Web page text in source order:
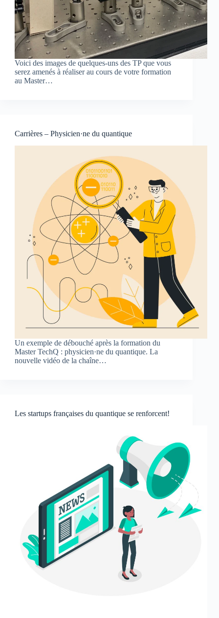
Voici des images de quelques-uns des TP que vous
serez amenés à réaliser au cours de votre formation
au Master…
Carrières – Physicien·ne du quantique
Un exemple de débouché après la formation du
Master TechQ : physicien·ne du quantique. La
nouvelle vidéo de la chaîne…
Les startups françaises du quantique se renforcent!